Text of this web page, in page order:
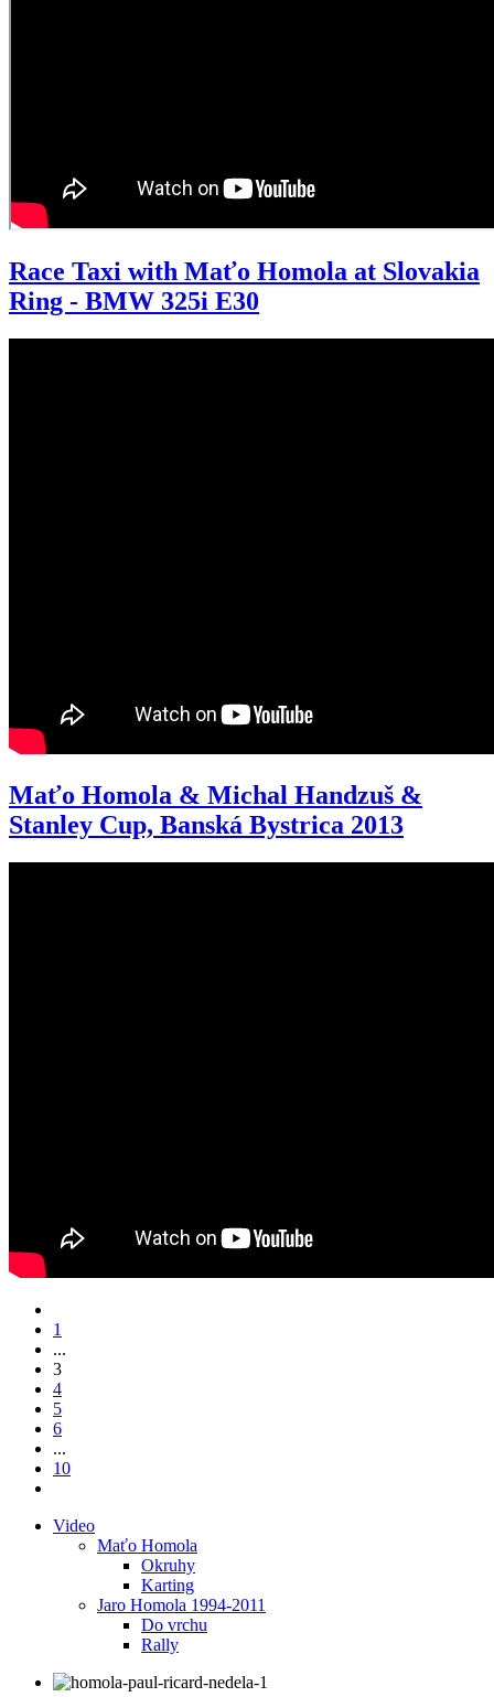
Race Taxi with Maťo Homola at Slovakia
Ring - BMW 325i E30
Maťo Homola & Michal Handzuš &
Stanley Cup, Banská Bystrica 2013
1
...
3
4
5
6
...
10
Video
Maťo Homola
Okruhy
Karting
Jaro Homola 1994-2011
Do vrchu
Rally